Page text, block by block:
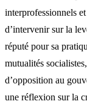
interprofessionnels
d’intervenir sur la
réputé pour sa
mutualités
d’opposition au
une réflexion sur la